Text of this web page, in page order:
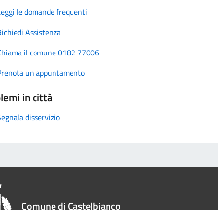
le domande frequenti
Assistenza
il comune 0182 77006
un appuntamento
in città
disservizio
Comune di Castelbianco